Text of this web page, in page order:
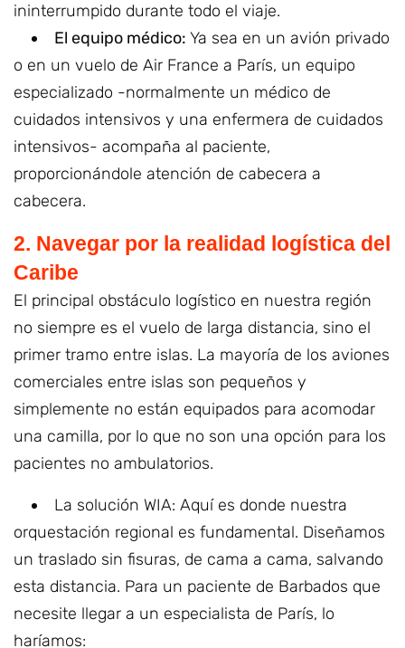
ininterrumpido durante todo el viaje.
El equipo médico: Ya sea en un avión privado
o en un vuelo de Air France a París, un equipo
especializado -normalmente un médico de
cuidados intensivos y una enfermera de cuidados
intensivos- acompaña al paciente,
proporcionándole atención de cabecera a
cabecera.
2. Navegar por la realidad logística del
Caribe
El principal obstáculo logístico en nuestra región
no siempre es el vuelo de larga distancia, sino el
primer tramo entre islas. La mayoría de los aviones
comerciales entre islas son pequeños y
simplemente no están equipados para acomodar
una camilla, por lo que no son una opción para los
pacientes no ambulatorios.
La solución WIA: Aquí es donde nuestra
orquestación regional es fundamental. Diseñamos
un traslado sin fisuras, de cama a cama, salvando
esta distancia. Para un paciente de Barbados que
necesite llegar a un especialista de París, lo
haríamos: